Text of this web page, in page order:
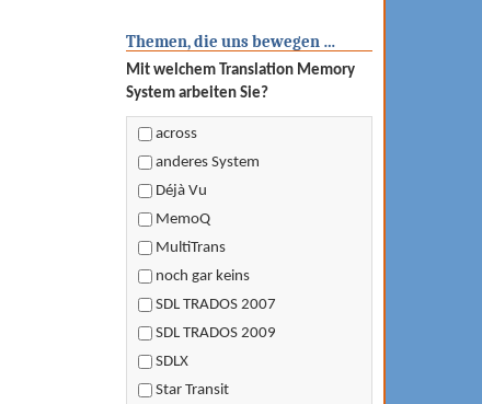
Themen, die uns bewegen …
Mit welchem Translation Memory
System arbeiten Sie?
across
anderes System
Déjà Vu
MemoQ
MultiTrans
noch gar keins
SDL TRADOS 2007
SDL TRADOS 2009
SDLX
Star Transit